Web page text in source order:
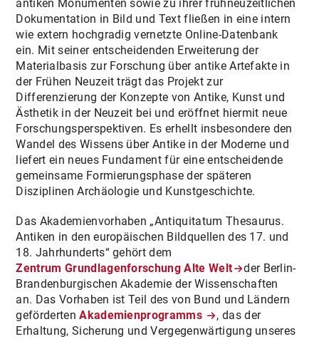
antiken Monumenten sowie zu ihrer frühneuzeitlichen
Dokumentation in Bild und Text fließen in eine intern
wie extern hochgradig vernetzte Online-Datenbank
ein. Mit seiner entscheidenden Erweiterung der
Materialbasis zur Forschung über antike Artefakte in
der Frühen Neuzeit trägt das Projekt zur
Differenzierung der Konzepte von Antike, Kunst und
Ästhetik in der Neuzeit bei und eröffnet hiermit neue
Forschungsperspektiven. Es erhellt insbesondere den
Wandel des Wissens über Antike in der Moderne und
liefert ein neues Fundament für eine entscheidende
gemeinsame Formierungsphase der späteren
Disziplinen Archäologie und Kunstgeschichte.
Das Akademienvorhaben „Antiquitatum Thesaurus.
Antiken in den europäischen Bildquellen des 17. und
18. Jahrhunderts“ gehört dem
Zentrum Grundlagenforschung Alte Welt
der Berlin-
Brandenburgischen Akademie der Wissenschaften
an. Das Vorhaben ist Teil des von Bund und Ländern
gefördertenAkademienprogramms
, das der
Erhaltung, Sicherung und Vergegenwärtigung unseres